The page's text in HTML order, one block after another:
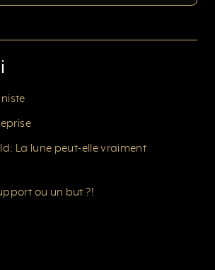
La lune peut-elle vraiment
ou un but ?!